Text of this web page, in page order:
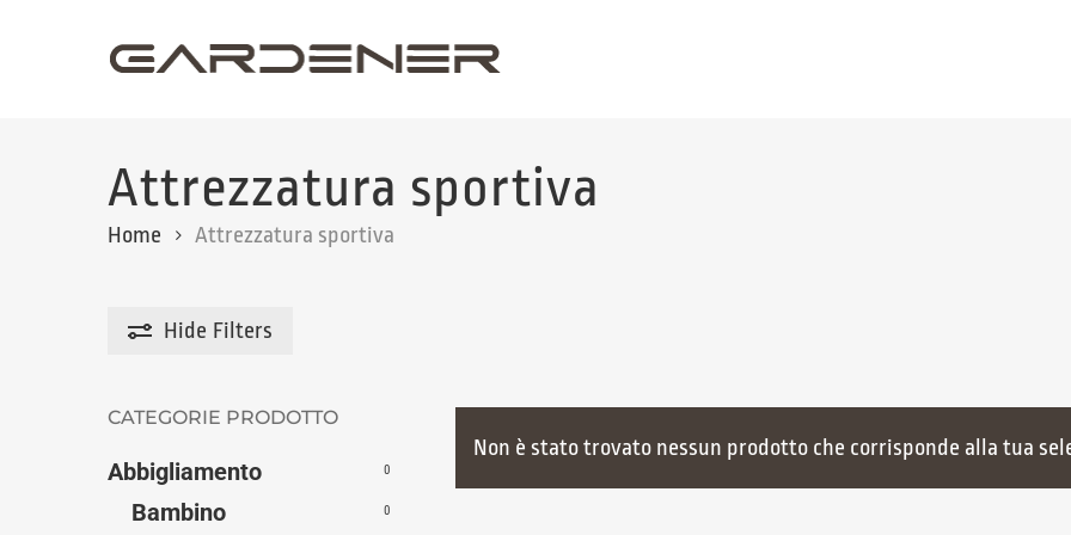
Attrezzatura sportiva
Home Attrezzatura sportiva
Hide Filters
CATEGORIE PRODOTTO
Abbigliamento 0
Bambino 0
Non è stato trovato nessun prodotto che corrisponde alla tua